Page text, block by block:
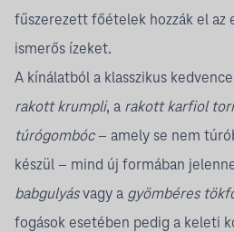
fűszerezett főételek hozzák el az
ismerős ízeket.
A kínálatból a klasszikus
rakott krumpli, a rakott karfiol
túrógombóc– amely se nem
készül – mind új formában
babgulyásvagy a gyömbéres
fogások esetében pedig a keleti